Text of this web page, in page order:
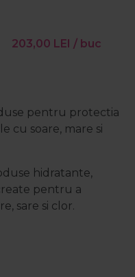
203,00 LEI / buc
pentru protectia
cu soare, mare si
hidratante,
pentru a
sare si clor.